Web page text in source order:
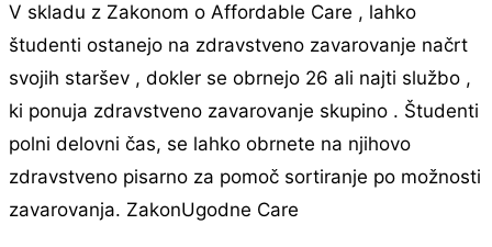
V skladu z Zakonom o Affordable Care , lahko
študenti ostanejo na zdravstveno zavarovanje načrt
svojih staršev , dokler se obrnejo 26 ali najti službo ,
ki ponuja zdravstveno zavarovanje skupino . Študenti
polni delovni čas, se lahko obrnete na njihovo
zdravstveno pisarno za pomoč sortiranje po možnosti
zavarovanja. ZakonUgodne Care